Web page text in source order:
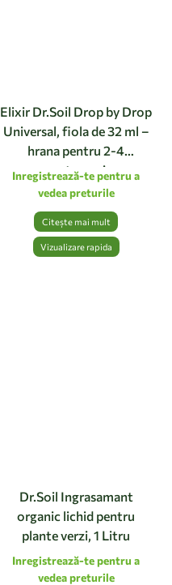
Elixir Dr.Soil Drop by Drop
Universal, fiola de 32 ml –
hrana pentru 2-4
saptamani
Inregistrează-te pentru a
vedea preturile
Citește mai mult
Vizualizare rapida
Dr.Soil Ingrasamant
organic lichid pentru
plante verzi, 1 Litru
Inregistrează-te pentru a
vedea preturile